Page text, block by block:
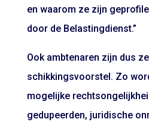
en waarom ze zijn
door de Belastingdienst.”
Ook ambtenaren zijn dus
schikkingsvoorstel. Zo
mogelijke
gedupeerden, juridische